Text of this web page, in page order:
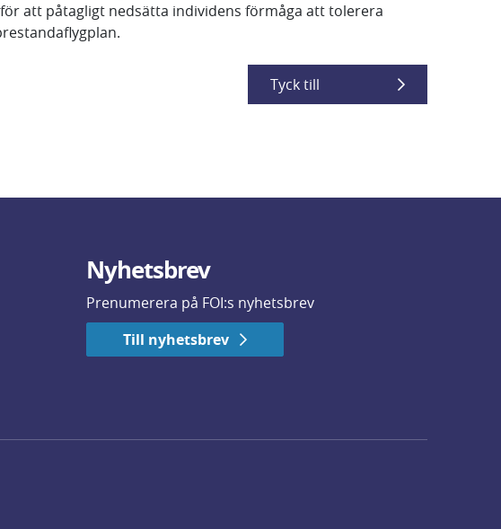
att påtagligt nedsätta individens förmåga att tolerera
Tyck till
Nyhetsbrev
Prenumerera på FOI:s nyhetsbrev
Till nyhetsbrev